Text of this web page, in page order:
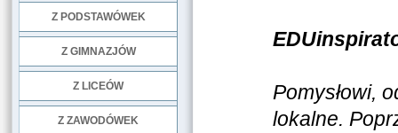
Z PODSTAWÓWEK
Z GIMNAZJÓW
Z LICEÓW
Z ZAWODÓWEK
Pomysłowi,
lokalne.